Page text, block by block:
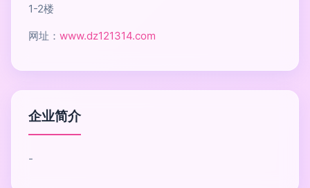
1-2楼
网址： www.dz121314.com
企业简介
-